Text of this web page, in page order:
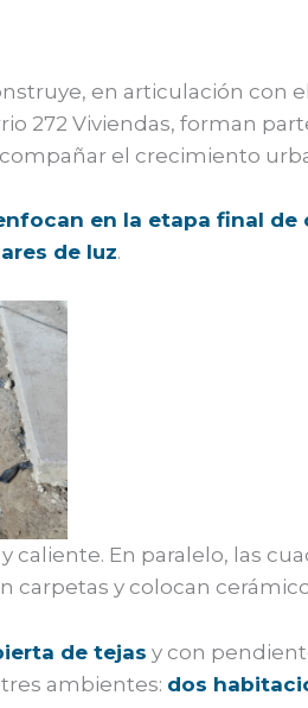
en articulación con
272 Viviendas, forman
el crecimiento
en la etapa final de
de luz.
En paralelo, las
carpetas y colocan
de tejas y con
ambientes: dos